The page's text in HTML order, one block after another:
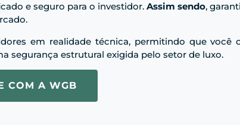
e seguro para o investidor. Assim sendo,
em realidade técnica, permitindo que você
segurança estrutural exigida pelo setor de luxo.
COM A WGB